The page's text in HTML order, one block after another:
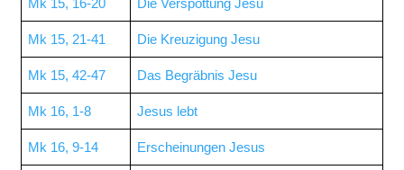
Mk 15, 16-20 Die Verspottung Jesu
Mk 15, 21-41 Die Kreuzigung Jesu
Mk 15, 42-47 Das Begräbnis Jesu
Mk 16, 1-8 Jesus lebt
Mk 16, 9-14 Erscheinungen Jesus